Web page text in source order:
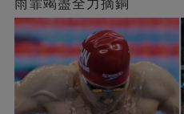
雨霏竭盡全力摘銅